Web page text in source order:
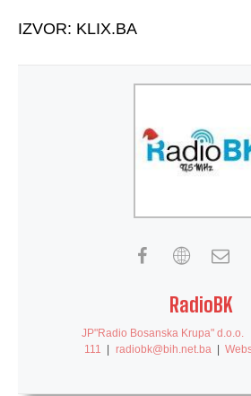
IZVOR: KLIX.BA
RadioBK
JP"Radio Bosanska Krupa" d.o.o.
111
| radiobk@bih.net.ba |